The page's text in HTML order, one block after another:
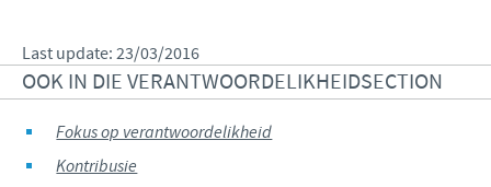
Last update: 23/03/2016
OOK IN DIE VERANTWOORDELIKHEIDSECTION
Fokus op verantwoordelikheid
Kontribusie